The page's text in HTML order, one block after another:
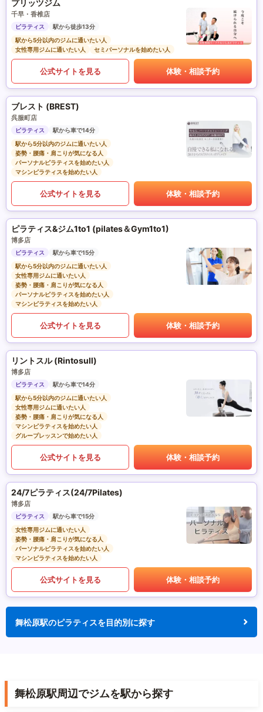
プリッツジム
千早・香椎店
ピラティス
駅から徒歩13分
駅から5分以内のジムに通いたい人
女性専用ジムに通いたい人
セミパーソナルを始めたい人
公式サイトを見る 体験・相談予約
ブレスト (BREST)
呉服町店
ピラティス
駅から車で14分
駅から5分以内のジムに通いたい人
姿勢・腰痛・肩こりが気になる人
パーソナルピラティスを始めたい人
マシンピラティスを始めたい人
公式サイトを見る 体験・相談予約
ピラティス&ジム1to1 (pilates＆Gym1to1)
博多店
ピラティス
駅から車で15分
駅から5分以内のジムに通いたい人
女性専用ジムに通いたい人
姿勢・腰痛・肩こりが気になる人
パーソナルピラティスを始めたい人
マシンピラティスを始めたい人
公式サイトを見る 体験・相談予約
リントスル (Rintosull)
博多店
ピラティス
駅から車で14分
駅から5分以内のジムに通いたい人
女性専用ジムに通いたい人
姿勢・腰痛・肩こりが気になる人
マシンピラティスを始めたい人
グループレッスンで始めたい人
公式サイトを見る 体験・相談予約
24/7ピラティス(24/7Pilates)
博多店
ピラティス
駅から車で15分
女性専用ジムに通いたい人
姿勢・腰痛・肩こりが気になる人
パーソナルピラティスを始めたい人
マシンピラティスを始めたい人
公式サイトを見る 体験・相談予約
舞松原駅のピラティスを目的別に探す
舞松原駅周辺でジムを駅から探す